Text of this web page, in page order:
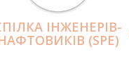
ІНЖЕНЕРІВ-
(SPE)